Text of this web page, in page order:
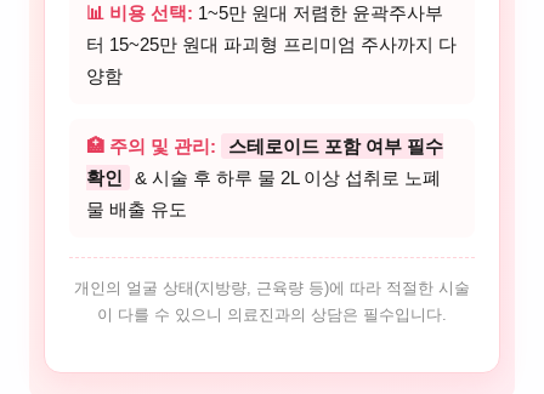
📊 비용 선택: 1~5만 원대 저렴한 윤곽주사부
터 15~25만 원대 파괴형 프리미엄 주사까지 다
양함
🏥 주의 및 관리:
스테로이드 포함 여부 필수
확인
& 시술 후 하루 물 2L 이상 섭취로 노폐
물 배출 유도
개인의 얼굴 상태(지방량, 근육량 등)에 따라 적절한 시술
이 다를 수 있으니 의료진과의 상담은 필수입니다.